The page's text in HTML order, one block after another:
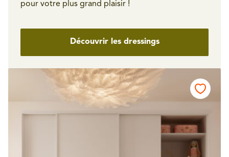
pour votre plus grand plaisir !
Découvrir les dressings